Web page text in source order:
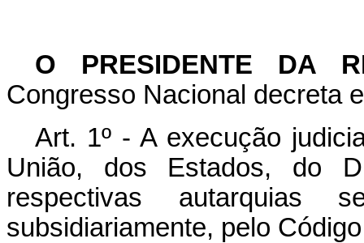
O
PRESIDENTE DA
Congresso Nacional decreta
Art. 1º - A execução
União, dos Estados, do
respectivas
subsidiariamente, pelo